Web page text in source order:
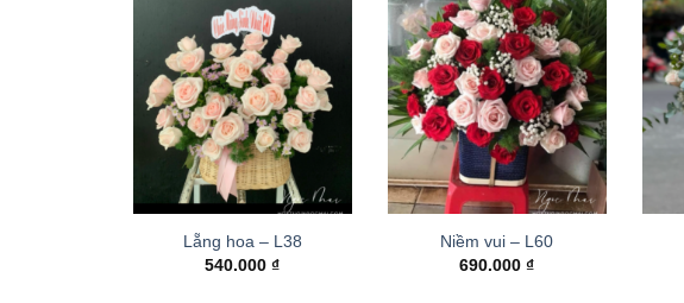
Lẵng hoa – L38
540.000₫
Niềm vui – L60
690.000₫